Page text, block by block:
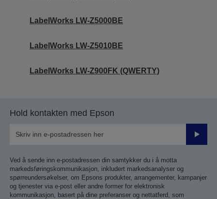
LabelWorks LW-Z5000BE
LabelWorks LW-Z5010BE
LabelWorks LW-Z900FK (QWERTY)
Hold kontakten med Epson
Send
Ved å sende inn e-postadressen din samtykker du i å motta
markedsføringskommunikasjon, inkludert markedsanalyser og
spørreundersøkelser, om Epsons produkter, arrangementer, kampanjer
og tjenester via e-post eller andre former for elektronisk
kommunikasjon, basert på dine preferanser og nettatferd, som